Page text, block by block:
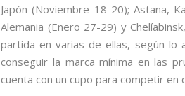
Japón (Noviembre 18-20); Astana,
Alemania (Enero 27-29) y
partida en varias de ellas, según lo
conseguir la marca mínima en las
cuenta con un cupo para competir